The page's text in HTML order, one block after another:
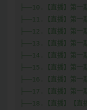
├──10.【直播】第
├──11.【直播】第
├──12.【直播】第
├──13.【直播】第
├──14.【直播】第
├──15.【直播】第
├──16.【直播】第
├──17.【直播】第
├──18.【直播】【